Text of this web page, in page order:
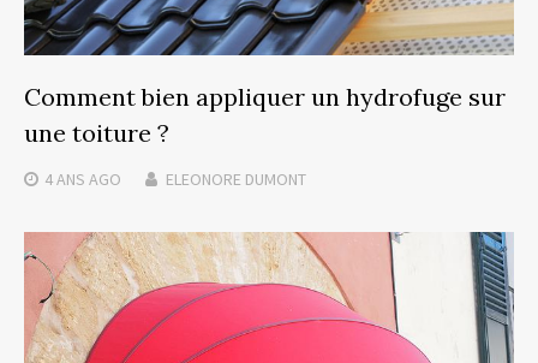
Comment bien appliquer un hydrofuge sur
une toiture ?
4 ANS AGO ELEONORE DUMONT